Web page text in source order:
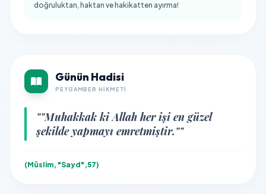
doğruluktan, haktan ve hakikatten ayırma!
Günün Hadisi
PEYGAMBER HIKMETI
""Muhakkak ki Allah her işi en güzel
şekilde yapmayı emretmiştir.""
(Müslim, "Sayd",57)